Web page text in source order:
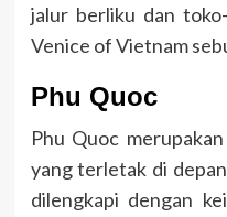
jalur berliku dan
Venice of Vietnam
Phu Quoc
Phu Quoc
yang terletak di
dilengkapi dengan